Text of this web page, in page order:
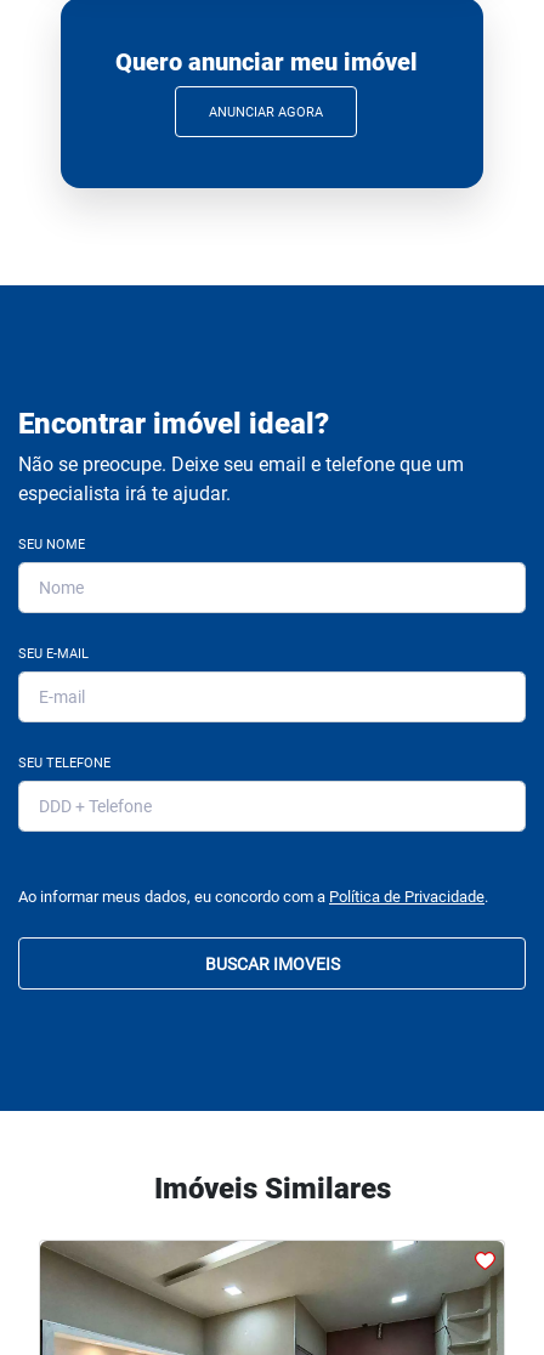
Quero anunciar meu imóvel
ANUNCIAR AGORA
Encontrar imóvel ideal?
Não se preocupe. Deixe seu email e telefone que um
especialista irá te ajudar.
SEU NOME
SEU E-MAIL
SEU TELEFONE
Ao informar meus dados, eu concordo com a Política de Privacidade.
BUSCAR IMOVEIS
Imóveis Similares